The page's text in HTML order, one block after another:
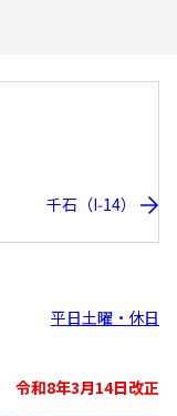
千石（I-14）
平日土曜・休日
令和8年3月14日改正